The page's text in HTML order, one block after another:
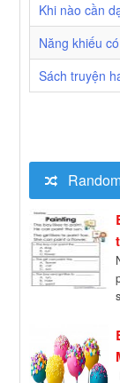
Khi nào cần
Năng khiếu
Sách truyện